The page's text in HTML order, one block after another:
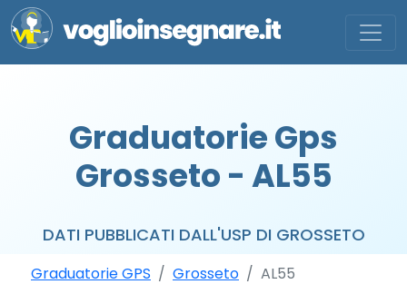
Graduatorie Gps
Grosseto - AL55
DATI PUBBLICATI DALL'USP DI GROSSETO
Graduatorie GPS Grosseto AL55